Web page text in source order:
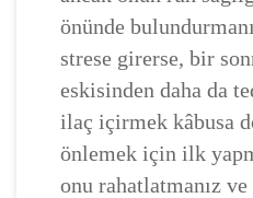
önünde
strese girerse, bir
eskisinden daha da
ilaç içirmek kâbusa
önlemek için ilk
onu rahatlatmanız